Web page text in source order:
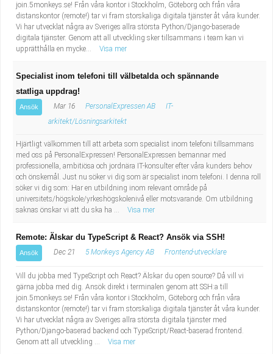
join.5monkeys.se! Från våra kontor i Stockholm, Göteborg och från våra
distanskontor (remote!) tar vi fram storskaliga digitala tjänster åt våra kunder.
Vi har utvecklat några av Sveriges allra största Python/Django-baserade
digitala tjänster. Genom att all utveckling sker tillsammans i team kan vi
upprätthålla en mycke...
Visa mer
Specialist inom telefoni till välbetalda och spännande
statliga uppdrag!
Ansök Mar 16 PersonalExpressen AB
IT-
arkitekt/Lösningsarkitekt
Hjärtligt välkommen till att arbeta som specialist inom telefoni tillsammans
med oss på PersonalExpressen! PersonalExpressen bemannar med
professionella, ambitiösa och jordnära IT-konsulter efter våra kunders behov
och önskemål. Just nu söker vi dig som är specialist inom telefoni. I denna roll
söker vi dig som: Har en utbildning inom relevant område på
universitets/högskole/yrkeshögskolenivå eller motsvarande. Om utbildning
saknas önskar vi att du ska ha ...
Visa mer
Remote: Älskar du TypeScript & React? Ansök via SSH!
Ansök Dec 21 5 Monkeys Agency AB Frontend-utvecklare
Vill du jobba med TypeScript och React? Älskar du open source? Då vill vi
gärna jobba med dig. Ansök direkt i terminalen genom att SSH:a till
join.5monkeys.se! Från våra kontor i Stockholm, Göteborg och från våra
distanskontor (remote!) tar vi fram storskaliga digitala tjänster åt våra kunder.
Vi har utvecklat några av Sveriges allra största digitala tjänster med
Python/Django-baserad backend och TypeScript/React-baserad frontend.
Genom att all utveckling ...
Visa mer